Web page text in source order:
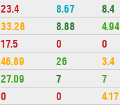
23.4 8.67 8.4
33.28 8.88 4.94
17.5 0 0
46.89 26 3.4
27.09 7 7
0 0 4.17